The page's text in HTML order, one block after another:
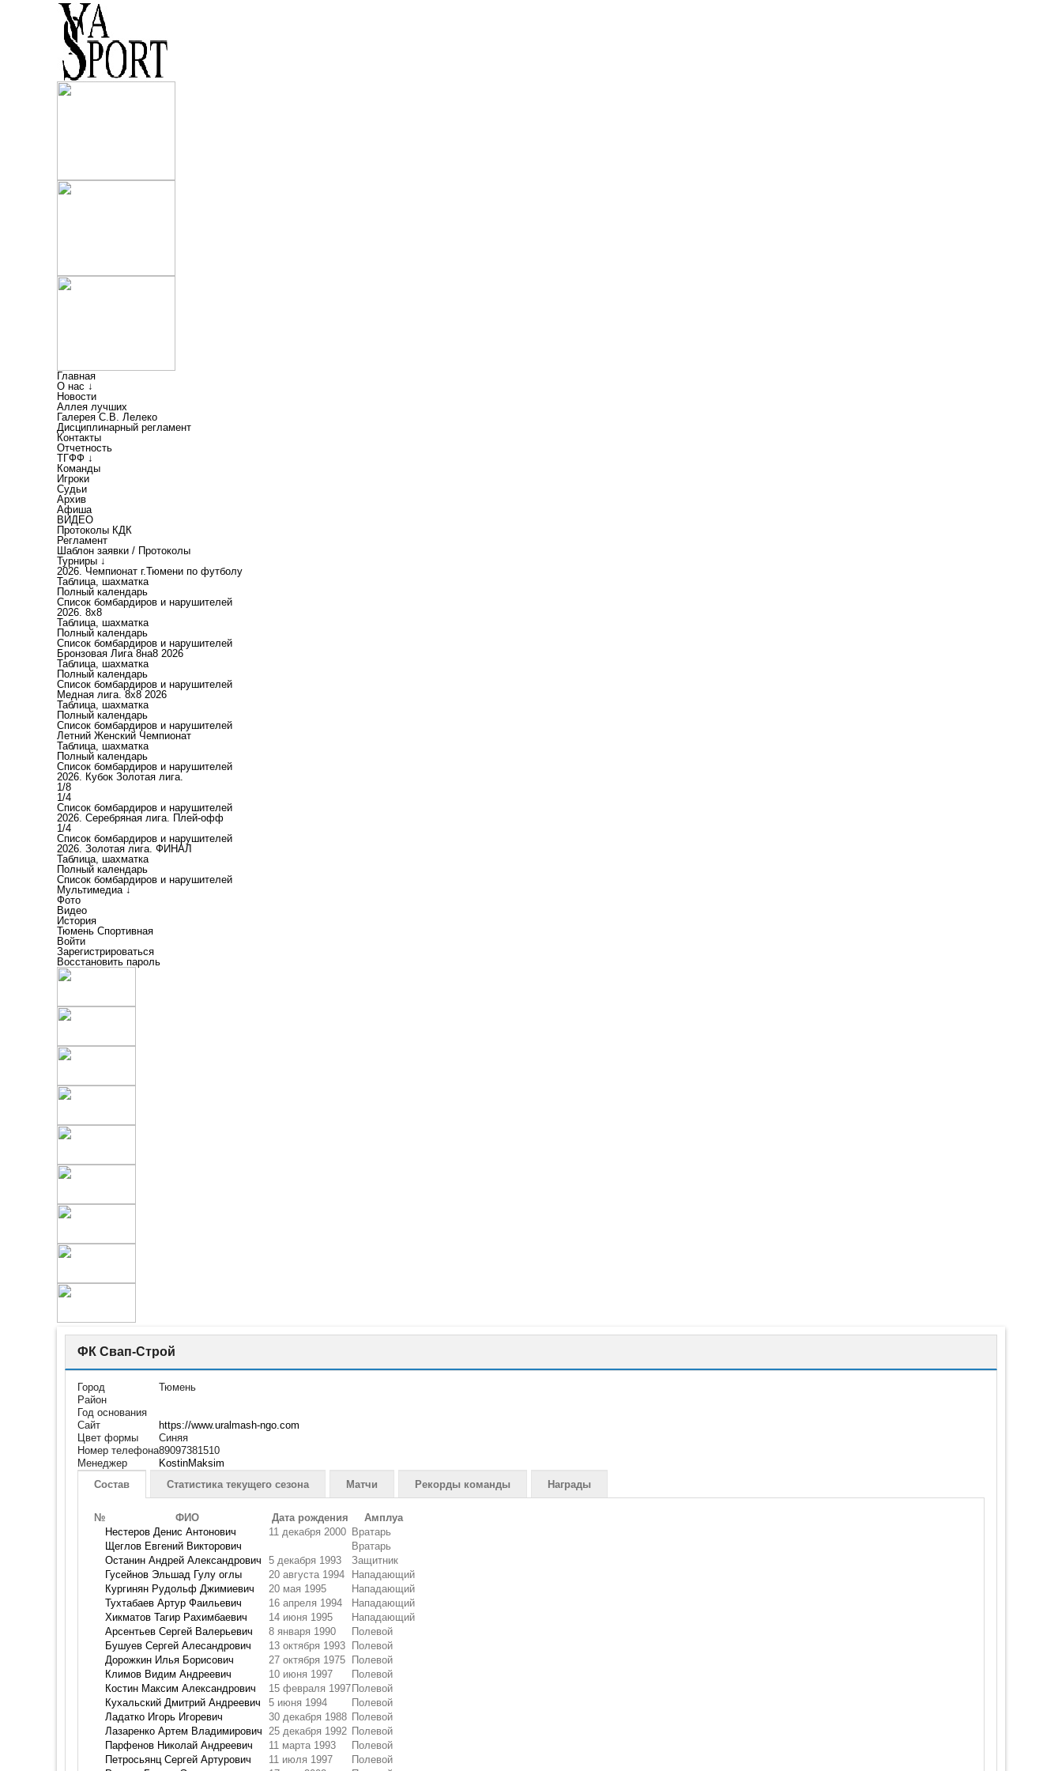
Главная
О нас ↓
Новости
Аллея лучших
Галерея С.В. Лелеко
Дисциплинарный регламент
Контакты
Отчетность
ТГФФ ↓
Команды
Игроки
Судьи
Архив
Афиша
ВИДЕО
Протоколы КДК
Регламент
Шаблон заявки / Протоколы
Турниры ↓
2026. Чемпионат г.Тюмени по футболу
Таблица, шахматка
Полный календарь
Список бомбардиров и нарушителей
2026. 8х8
Таблица, шахматка
Полный календарь
Список бомбардиров и нарушителей
Бронзовая Лига 8на8 2026
Таблица, шахматка
Полный календарь
Список бомбардиров и нарушителей
Медная лига. 8x8 2026
Таблица, шахматка
Полный календарь
Список бомбардиров и нарушителей
Летний Женский Чемпионат
Таблица, шахматка
Полный календарь
Список бомбардиров и нарушителей
2026. Кубок Золотая лига.
1/8
1/4
Список бомбардиров и нарушителей
2026. Серебряная лига. Плей-офф
1/4
Список бомбардиров и нарушителей
2026. Золотая лига. ФИНАЛ
Таблица, шахматка
Полный календарь
Список бомбардиров и нарушителей
Мультимедиа ↓
Фото
Видео
История
Тюмень Спортивная
Войти
Зарегистрироваться
Восстановить пароль
ФК Свап-Строй
Город
Тюмень
Район
Год основания
Сайт
https://www.uralmash-ngo.com
Цвет формы
Синяя
Номер телефона89097381510
Менеджер
KostinMaksim
Состав
Статистика текущего сезона Матчи Рекорды команды Награды
№ ФИО Дата рождения
Амплуа
Нестеров Денис Антонович
11 декабря 2000 Вратарь
Щеглов Евгений Викторович
Вратарь
Останин Андрей Александрович
5 декабря 1993
Защитник
Гусейнов Эльшад Гулу оглы
20 августа 1994
Нападающий
Кургинян Рудольф Джимиевич
20 мая 1995
Нападающий
Тухтабаев Артур Фаильевич
16 апреля 1994
Нападающий
Хикматов Тагир Рахимбаевич
14 июня 1995
Нападающий
Арсентьев Сергей Валерьевич
8 января 1990
Полевой
Бушуев Сергей Алесандрович
13 октября 1993
Полевой
Дорожкин Илья Борисович
27 октября 1975
Полевой
Климов Видим Андреевич
10 июня 1997
Полевой
Костин Максим Александрович
15 февраля 1997 Полевой
Кухальский Дмитрий Андреевич
5 июня 1994
Полевой
Ладатко Игорь Игоревич
30 декабря 1988 Полевой
Лазаренко Артем Владимирович 25 декабря 1992 Полевой
Парфенов Николай Андреевич
11 марта 1993
Полевой
Петросьянц Сергей Артурович
11 июля 1997
Полевой